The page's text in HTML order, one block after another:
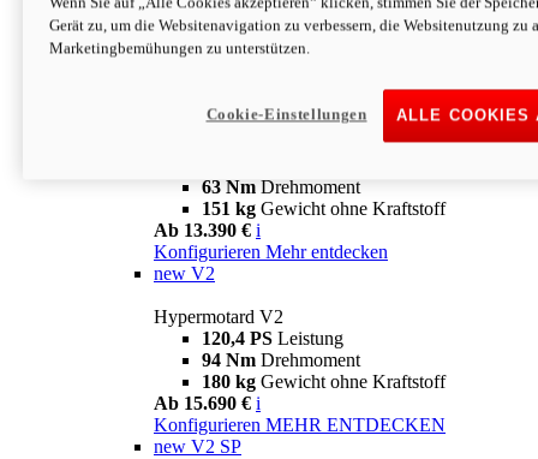
63 NmDrehmoment
151 kgGewicht ohne Kraftstoff
Ab 13.890 € i
63 Nm Drehmoment
151 kg Gewicht ohne Kraftstoff
Ab 13.390 € i
Konfigurieren Mehr entdecken
new V2
Hypermotard V2
120,4 PS Leistung
94 Nm Drehmoment
180 kg Gewicht ohne Kraftstoff
Ab 15.690 € i
Konfigurieren MEHR ENTDECKEN
new V2 SP
Gerät zu, um die Websitenavigation zu verbessern, die Websitenutzung zu
Marketingbemühungen zu unterstützen.
ALLE COOKIES
Cookie-Einstellungen